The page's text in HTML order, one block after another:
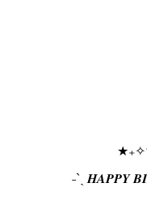
˗ˋˏ 𝑯𝑨𝑷𝑷𝒀